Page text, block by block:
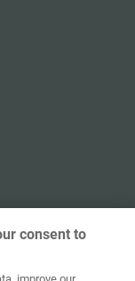
consent to